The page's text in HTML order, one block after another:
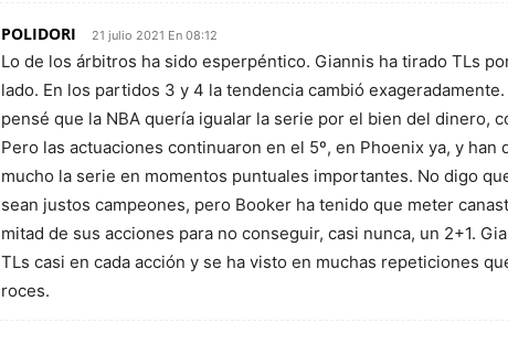
POLIDORI 21 julio 2021 En 08:12
Lo de los árbitros ha sido esperpéntico. Giannis ha tirado TLs
lado. En los partidos 3 y 4 la tendencia cambió
pensé que la NBA quería igualar la serie por el bien del dinero,
Pero las actuaciones continuaron en el 5º, en Phoenix ya, y han
mucho la serie en momentos puntuales importantes. No digo
sean justos campeones, pero Booker ha tenido que meter
mitad de sus acciones para no conseguir, casi nunca, un 2+1.
TLs casi en cada acción y se ha visto en muchas repeticiones
roces.